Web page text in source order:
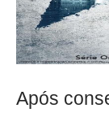
Após